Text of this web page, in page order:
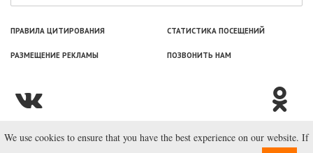
ПРАВИЛА ЦИТИРОВАНИЯ СТАТИСТИКА ПОСЕЩЕНИЙ
РАЗМЕЩЕНИЕ РЕКЛАМЫ ПОЗВОНИТЬ НАМ
© ООО «Лаборатория Новоcтей», 2003—2026.
We use cookies to ensure that you have the best experience on our website. If